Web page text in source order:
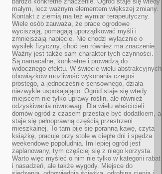
małym, lecz ważnym elementem większej zmiany.
Kontakt z ziemią ma też wymiar terapeutyczny.
Wiele osób zauważa, że prace ogrodowe
wyciszają, pomagają uporządkować myśli i
zmniejszają napięcie. Nie chodzi wyłącznie o
wysiłek fizyczny, choć ten również ma znaczenie.
Ważny jest także sam charakter tych czynności.
Są namacalne, konkretne i prowadzą do
widocznego efektu. W świecie wielu abstrakcyjnych
obowiązków możliwość wykonania czegoś
prostego, a jednocześnie sensownego, działa
niezwykle uspokajająco. Ogród staje się wtedy
miejscem nie tylko uprawy roślin, ale również
odzyskiwania równowagi. Dla wielu właścicieli
domów ogród z czasem przestaje być dodatkiem, a
staje się pełnoprawną częścią przestrzeni
mieszkalnej. To tam pije się poranną kawę, czyta
książkę, pracuje przy stole w ciepłe dni i spędza
weekendowe popołudnia. Im lepiej ogród jest
zaplanowany, tym częściej się z niego korzysta.
Warto więc myśleć o nim nie tylko w kategorii rabat
i nasadzeń, ale także wygody. Miejsce do